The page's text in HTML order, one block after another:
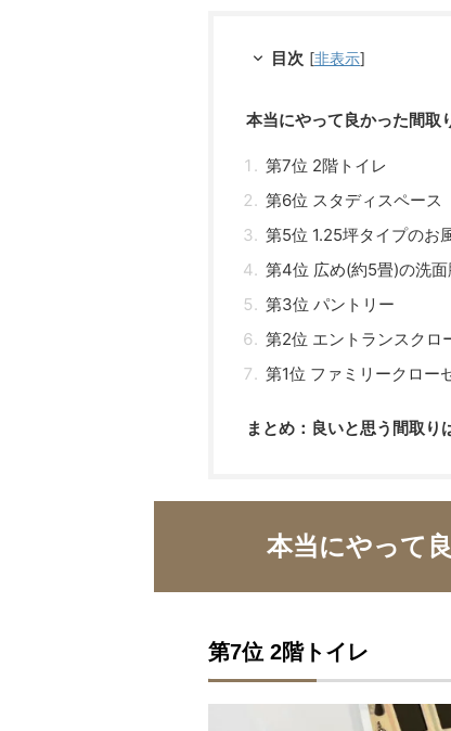
目次 [非表示]
本当にやって良かった間取
第7位 2階トイレ
第6位 スタディスペース
第5位 1.25坪タイプのお
第4位 広め(約5畳)の洗面
第3位 パントリー
第2位 エントランスクロ
第1位 ファミリークロー
まとめ：良いと思う間取り
本当にやって
第7位 2階トイレ